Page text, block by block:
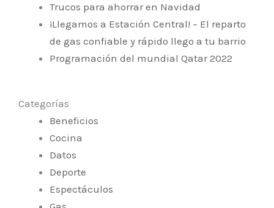
Trucos para ahorrar en Navidad
¡Llegamos a Estación Central! – El reparto
de gas confiable y rápido llego a tu barrio
Programación del mundial Qatar 2022
Categorías
Beneficios
Cocina
Datos
Deporte
Espectáculos